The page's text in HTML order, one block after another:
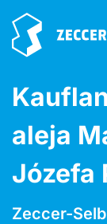
aleja
Józefa
Zeccer-